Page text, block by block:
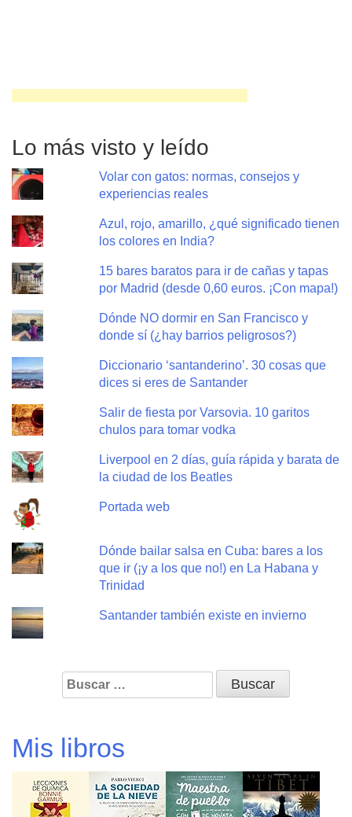
Lo más visto y leído
Volar con gatos: normas, consejos y
experiencias reales
Azul, rojo, amarillo, ¿qué significado tienen
los colores en India?
15 bares baratos para ir de cañas y tapas
por Madrid (desde 0,60 euros. ¡Con mapa!)
Dónde NO dormir en San Francisco y
donde sí (¿hay barrios peligrosos?)
Diccionario ‘santanderino’. 30 cosas que
dices si eres de Santander
Salir de fiesta por Varsovia. 10 garitos
chulos para tomar vodka
Liverpool en 2 días, guía rápida y barata de
la ciudad de los Beatles
Portada web
Dónde bailar salsa en Cuba: bares a los
que ir (¡y a los que no!) en La Habana y
Trinidad
Santander también existe en invierno
Buscar:
Mis libros